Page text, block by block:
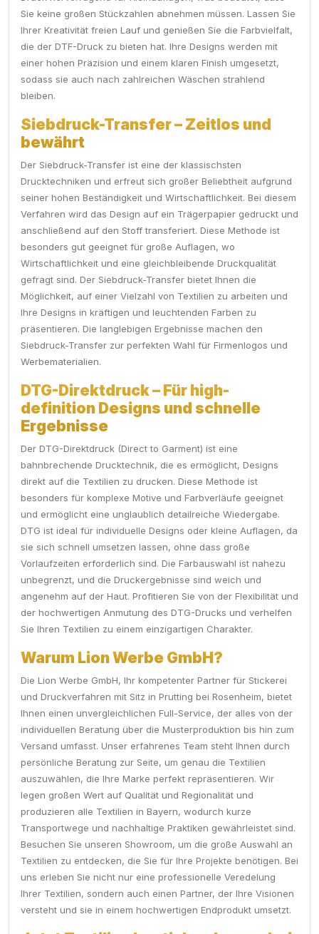
Sie keine großen Stückzahlen abnehmen müssen. Lassen Sie
Ihrer Kreativität freien Lauf und genießen Sie die Farbvielfalt,
die der DTF-Druck zu bieten hat. Ihre Designs werden mit
einer hohen Präzision und einem klaren Finish umgesetzt,
sodass sie auch nach zahlreichen Wäschen strahlend
bleiben.
Siebdruck-Transfer – Zeitlos und
bewährt
Der Siebdruck-Transfer ist eine der klassischsten
Drucktechniken und erfreut sich großer Beliebtheit aufgrund
seiner hohen Beständigkeit und Wirtschaftlichkeit. Bei diesem
Verfahren wird das Design auf ein Trägerpapier gedruckt und
anschließend auf den Stoff transferiert. Diese Methode ist
besonders gut geeignet für große Auflagen, wo
Wirtschaftlichkeit und eine gleichbleibende Druckqualität
gefragt sind. Der Siebdruck-Transfer bietet Ihnen die
Möglichkeit, auf einer Vielzahl von Textilien zu arbeiten und
Ihre Designs in kräftigen und leuchtenden Farben zu
präsentieren. Die langlebigen Ergebnisse machen den
Siebdruck-Transfer zur perfekten Wahl für Firmenlogos und
Werbematerialien.
DTG-Direktdruck – Für high-
definition Designs und schnelle
Ergebnisse
Der DTG-Direktdruck (Direct to Garment) ist eine
bahnbrechende Drucktechnik, die es ermöglicht, Designs
direkt auf die Textilien zu drucken. Diese Methode ist
besonders für komplexe Motive und Farbverläufe geeignet
und ermöglicht eine unglaublich detailreiche Wiedergabe.
DTG ist ideal für individuelle Designs oder kleine Auflagen, da
sie sich schnell umsetzen lassen, ohne dass große
Vorlaufzeiten erforderlich sind. Die Farbauswahl ist nahezu
unbegrenzt, und die Druckergebnisse sind weich und
angenehm auf der Haut. Profitieren Sie von der Flexibilität und
der hochwertigen Anmutung des DTG-Drucks und verhelfen
Sie Ihren Textilien zu einem einzigartigen Charakter.
Warum Lion Werbe GmbH?
Die Lion Werbe GmbH, Ihr kompetenter Partner für Stickerei
und Druckverfahren mit Sitz in Prutting bei Rosenheim, bietet
Ihnen einen unvergleichlichen Full-Service, der alles von der
individuellen Beratung über die Musterproduktion bis hin zum
Versand umfasst. Unser erfahrenes Team steht Ihnen durch
persönliche Beratung zur Seite, um genau die Textilien
auszuwählen, die Ihre Marke perfekt repräsentieren. Wir
legen großen Wert auf Qualität und Regionalität und
produzieren alle Textilien in Bayern, wodurch kurze
Transportwege und nachhaltige Praktiken gewährleistet sind.
Besuchen Sie unseren Showroom, um die große Auswahl an
Textilien zu entdecken, die Sie für Ihre Projekte benötigen. Bei
uns erleben Sie nicht nur eine professionelle Veredelung
Ihrer Textilien, sondern auch einen Partner, der Ihre Visionen
versteht und sie in einem hochwertigen Endprodukt umsetzt.